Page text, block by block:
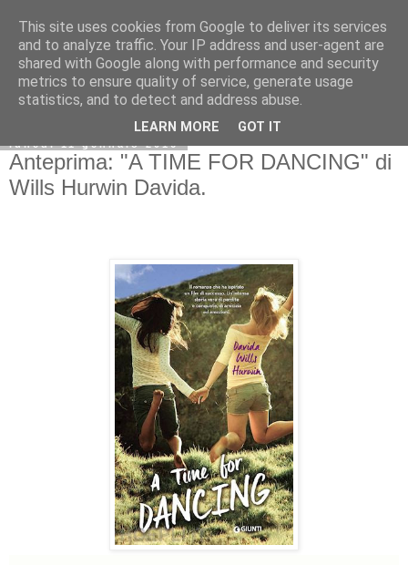
lunedì 11 gennaio 2016
Anteprima: "A TIME FOR DANCING" di
Wills Hurwin Davida.
This site uses cookies from Google to deliver its services
and to analyze traffic. Your IP address and user-agent are
shared with Google along with performance and security
metrics to ensure quality of service, generate usage
statistics, and to detect and address abuse.
LEARN MORE GOT IT